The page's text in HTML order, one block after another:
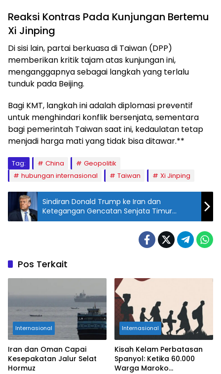
Reaksi Kontras Pada Kunjungan Bertemu
Xi Jinping
Di sisi lain, partai berkuasa di Taiwan (DPP)
memberikan kritik tajam atas kunjungan ini,
menganggapnya sebagai langkah yang terlalu
tunduk pada Beijing.
Bagi KMT, langkah ini adalah diplomasi preventif
untuk menghindari konflik bersenjata, sementara
bagi pemerintah Taiwan saat ini, kedaulatan tetap
menjadi harga mati yang tidak bisa ditawar.**
Tag: China
Geopolitik
hubungan internasional
Taiwan Xi Jinping
Sindiran Donald Trump ke Iran dan
Ketegangan Gencatan Senjata Timur
Tengah
Pos Terkait
Internasional
Iran dan Oman Capai
Kesepakatan Jalur Selat
Hormuz
Internasional
Kisah Kelam Perbatasan
Spanyol: Ketika 60.000
Warga Maroko